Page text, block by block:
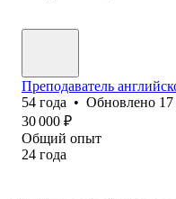
Преподаватель
54 года • Обновлено 17
30 000 ₽
Общий опыт
24 года